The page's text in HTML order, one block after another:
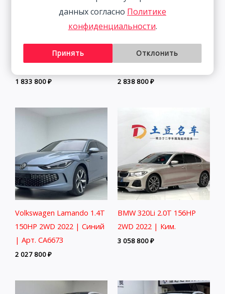
Skoda Kamiq 1.5L 112HP
1 833 800₽
BMW 3 Series 2.0T 156HP
2 838 800₽
Volkswagen Lamando 1.4T
150HP 2WD 2022 | Синий
| Арт. CA6673
2 027 800₽
BMW 320Li 2.0T 156HP
2WD 2022 | Ким.
3 058 800₽
данных согласно Политике
конфиденциальности.
Принять Отклонить